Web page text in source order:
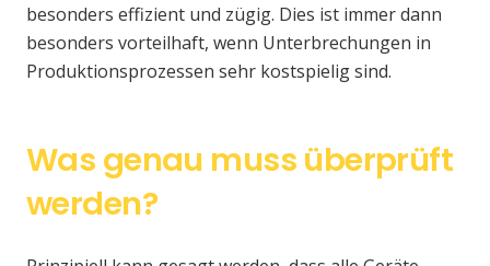
besonders effizient und zügig. Dies ist immer dann
besonders vorteilhaft, wenn Unterbrechungen in
Produktionsprozessen sehr kostspielig sind.
Was genau muss überprüft
werden?